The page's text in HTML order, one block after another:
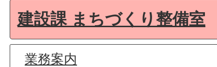
建設課 まちづくり整備室
業務案内